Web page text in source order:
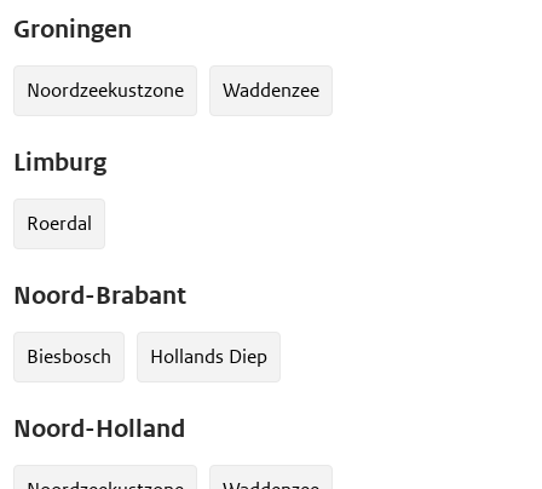
Groningen
Noordzeekustzone Waddenzee
Limburg
Roerdal
Noord-Brabant
Biesbosch Hollands Diep
Noord-Holland